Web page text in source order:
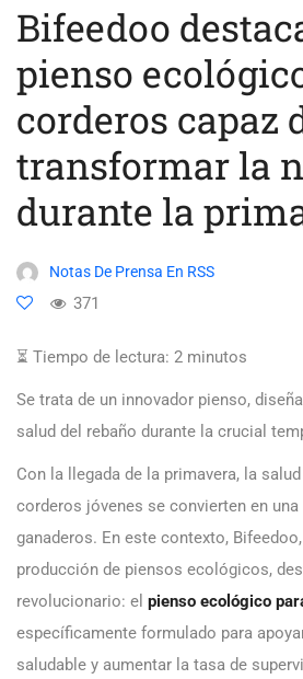
Bifeedoo
pienso
corderos capaz
transformar la
durante la
Notas De Prensa En RSS
371
⏳ Tiempo de lectura: 2 minutos
Se trata de un innovador pienso,
salud del rebaño durante la crucial
Con la llegada de la primavera, la
corderos jóvenes se convierten en
ganaderos. En este contexto,
producción de piensos ecológicos,
revolucionario: el pienso ecológico
específicamente formulado para
saludable y aumentar la tasa de